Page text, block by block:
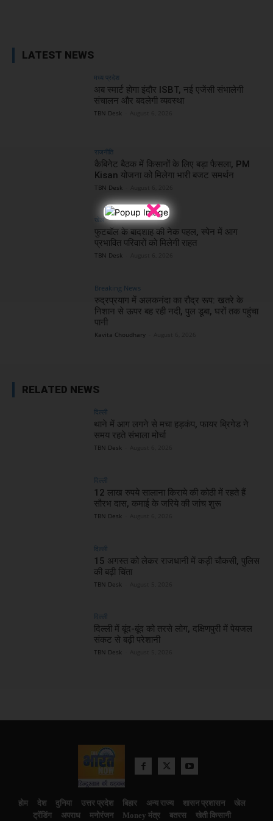
×
LATEST NEWS
मध्य प्रदेश
अब स्मार्ट होगा इंदौर ISBT, नई एजेंसी संभालेगी
संचालन और बदलेगी व्यवस्था
TBN Desk
राजनीति
कैबिनेट बैठक में किसानों के लिए बड़ा फैसला, PM
Kisan योजना को मिलेगा भारी बजट समर्थन
TBN Desk
खेल
फुटबॉल के बादशाह की नेक पहल, स्पेन में आग
प्रभावित परिवारों को मिलेगी राहत
TBN Desk
Breaking News
रुद्रप्रयाग में अलकनंदा का रौद्र रूप: खतरे के
निशान से ऊपर बह रही नदी, पुल डूबा, घरों तक पहुंचा
पानी
Kavita Choudhary
RELATED NEWS
दिल्ली
थाने में आग लगने से मचा हड़कंप, फायर ब्रिगेड ने
समय रहते संभाला मोर्चा
TBN Desk
दिल्ली
12 लाख रुपये सालाना किराये की कोठी में रहते हैं
सौरभ दास, कमाई के जरिये की जांच शुरू
TBN Desk
दिल्ली
15 अगस्त को लेकर राजधानी में कड़ी चौकसी, पुलिस
की बढ़ी चिंता
TBN Desk
दिल्ली
दिल्ली में बूंद-बूंद को तरसे लोग, दक्षिणपुरी में पेयजल
संकट से बढ़ी परेशानी
TBN Desk
होम देश दुनिया उत्तर प्रदेश बिहार अन्य राज्य शासन प्रशासन
खेल
ट्रेंडिंग
अपराध मनोरंजन Money मंत्र बतरस
खेती किसानी